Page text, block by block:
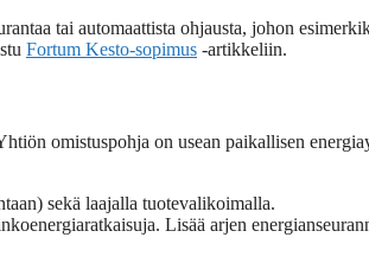
tai automaattista ohjausta, johon
Fortum Kesto-sopimus -artikkeliin.
omistuspohja on usean paikallisen
sekä laajalla tuotevalikoimalla.
Lisää arjen